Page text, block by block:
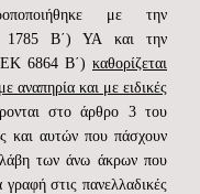
με την
1785 Β΄) ΥΑ και την
6864 Β΄) καθορίζεται
αναπηρία και με ειδικές
στο άρθρο 3 του
αυτών που πάσχουν
των άνω άκρων που
στις πανελλαδικές